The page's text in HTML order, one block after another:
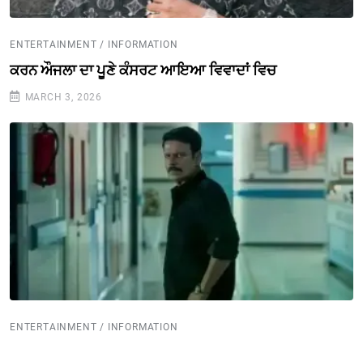
ENTERTAINMENT / INFORMATION
ਕਰਨ ਔਜਲਾ ਦਾ ਪੂਣੇ ਕੰਸਰਟ ਆਇਆ ਵਿਵਾਦਾਂ ਵਿਚ
MARCH 3, 2026
ENTERTAINMENT / INFORMATION